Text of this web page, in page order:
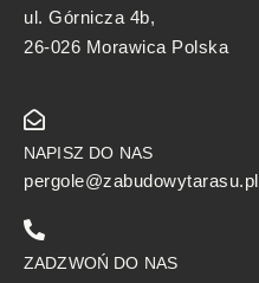
ul. Górnicza 4b,
26-026 Morawica Polska
NAPISZ DO NAS
pergole@zabudowytarasu.pl
ZADZWOŃ DO NAS